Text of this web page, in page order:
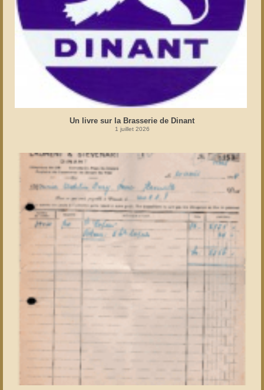
Un livre sur la Brasserie de Dinant
1 juillet 2026